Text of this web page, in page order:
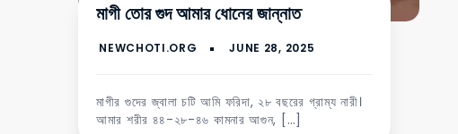
মাগী তোর গুদ আমার ধোনের জান্নাত
মাগীর গুদের জ্বালা চটি আমি ফরিদা, ২৮ বছরের গ্রাম্য নারী।
আমার শরীর ৪৪-২৮-৪৬ কামনার আগুন, […]